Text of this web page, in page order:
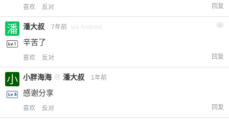
喜欢 反对 回复
潘大叔 7年前 via Android 9
辛苦了
喜欢 反对 回复
小胖海海 @ 潘大叔 1年前
感谢分享
喜欢 反对 回复